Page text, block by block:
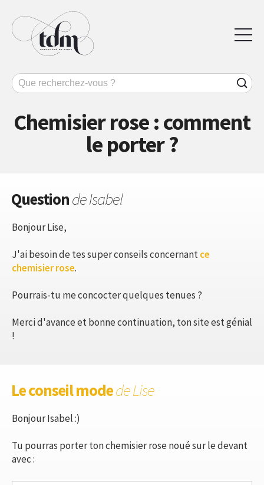
Chemisier rose : comment
le porter ?
Questionde Isabel
Bonjour Lise,
J'ai besoin de tes super conseils concernantce
chemisier rose.
Pourrais-tu me concocter quelques tenues ?
Merci d'avance et bonne continuation, ton site est génial
!
Le conseil modede Lise
Bonjour Isabel :)
Tu pourras porter ton chemisier rose noué sur le devant
avec :